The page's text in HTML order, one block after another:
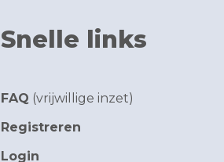
Snelle links
FAQ (vrijwillige inzet)
Registreren
Login